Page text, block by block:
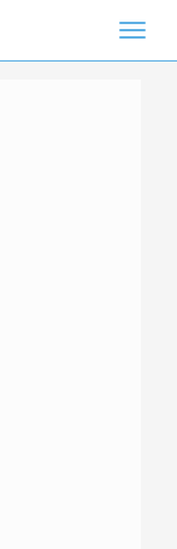
Toggle